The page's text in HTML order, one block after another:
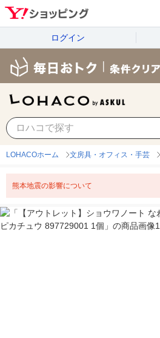
ログイン
LOHACOホーム 文房具・オフィス・手芸
熊本地震の影響について